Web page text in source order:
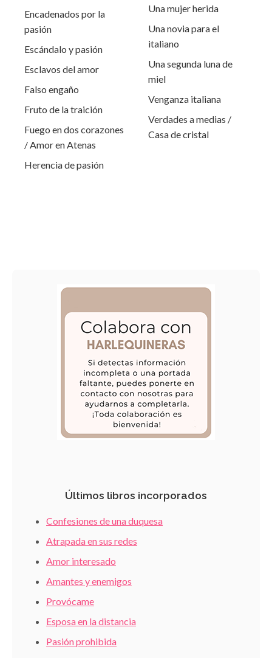
Encadenados por la
pasión
Escándalo y pasión
Esclavos del amor
Falso engaño
Fruto de la traición
Fuego en dos corazones
/ Amor en Atenas
Herencia de pasión
Una mujer herida
Una novia para el
italiano
Una segunda luna de
miel
Venganza italiana
Verdades a medias /
Casa de cristal
Últimos libros incorporados
Confesiones de una duquesa
Atrapada en sus redes
Amor interesado
Amantes y enemigos
Provócame
Esposa en la distancia
Pasión prohibida